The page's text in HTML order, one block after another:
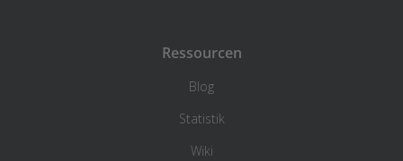
Ressourcen
Blog
Statistik
Wiki